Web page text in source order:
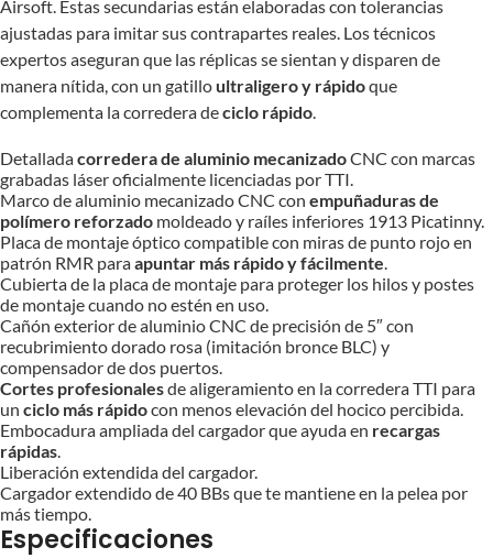
Airsoft. Estas secundarias están elaboradas con tolerancias
ajustadas para imitar sus contrapartes reales. Los técnicos
expertos aseguran que las réplicas se sientan y disparen de
manera nítida, con un gatillo ultraligero y rápidoque
complementa la corredera deciclo rápido.
Detalladacorredera de aluminio mecanizadoCNC con marcas
grabadas láser oficialmente licenciadas por TTI.
Marco de aluminio mecanizado CNC con empuñaduras de
polímero reforzado moldeado y raíles inferiores 1913 Picatinny.
Placa de montaje óptico compatible con miras de punto rojo en
patrón RMR paraapuntar más rápido y fácilmente.
Cubierta de la placa de montaje para proteger los hilos y postes
de montaje cuando no estén en uso.
Cañón exterior de aluminio CNC de precisión de 5″ con
recubrimiento dorado rosa (imitación bronce BLC) y
compensador de dos puertos.
Cortes profesionalesde aligeramiento en la corredera TTI para
un ciclo más rápidocon menos elevación del hocico percibida.
Embocadura ampliada del cargador que ayuda en recargas
rápidas.
Liberación extendida del cargador.
Cargador extendido de 40 BBs que te mantiene en la pelea por
más tiempo.
Especificaciones